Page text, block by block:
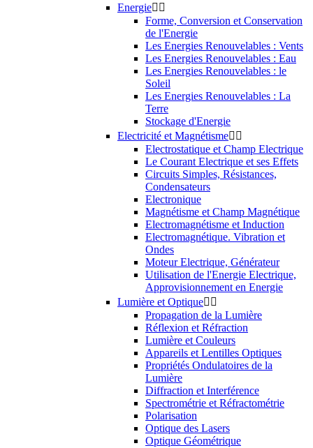
Energie 
Forme, Conversion et Conservation
de l'Energie
Les Energies Renouvelables : Vents
Les Energies Renouvelables : Eau
Les Energies Renouvelables : le
Soleil
Les Energies Renouvelables : La
Terre
Stockage d'Energie
Electricité et Magnétisme 
Electrostatique et Champ Electrique
Le Courant Electrique et ses Effets
Circuits Simples, Résistances,
Condensateurs
Electronique
Magnétisme et Champ Magnétique
Electromagnétisme et Induction
Electromagnétique. Vibration et
Ondes
Moteur Electrique, Générateur
Utilisation de l'Energie Electrique,
Approvisionnement en Energie
Lumière et Optique 
Propagation de la Lumière
Réflexion et Réfraction
Lumière et Couleurs
Appareils et Lentilles Optiques
Propriétés Ondulatoires de la
Lumière
Diffraction et Interférence
Spectrométrie et Réfractométrie
Polarisation
Optique des Lasers
Optique Géométrique